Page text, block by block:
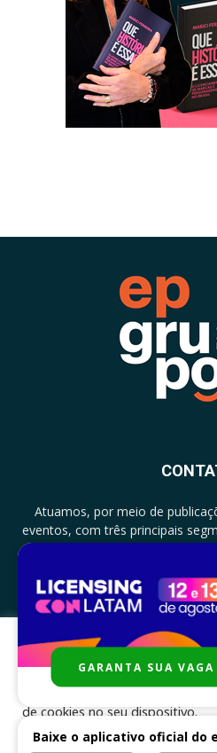
Atuamos, por meio de
eventos, com três principais
licenciamento e zero a três
documentar, proporcionar
CONTATO: +5511994513097 -
SIGA-
Para melhor experiência e
cookies, de acordo com a nossa
clicar em “aceito”, você
de cookies no seu dispositivo.
ACEITAR
GARANTA SUA VAGA
Baixe o aplicativo oficial do